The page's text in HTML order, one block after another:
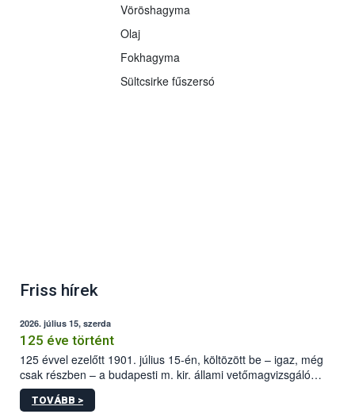
Vöröshagyma
Olaj
Fokhagyma
Sültcsirke fűszersó
Friss hírek
2026. július 15, szerda
125 éve történt
125 évvel ezelőtt 1901. július 15-én, költözött be – igaz, még
csak részben – a budapesti m. kir. állami vetőmagvizsgáló
állomás a Kis Rókus utca 15. szám alatti, Czigler Győző által
tervezett új épületébe.
TOVÁBB >